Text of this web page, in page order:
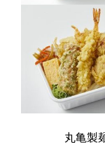
丸亀製